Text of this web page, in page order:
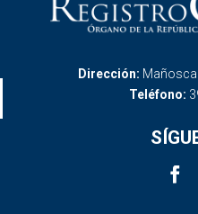
Dirección: Mañosca
Teléfono: